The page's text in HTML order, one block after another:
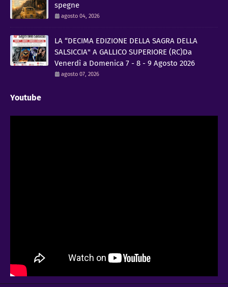
spegne
agosto 04, 2026
LA “DECIMA EDIZIONE DELLA SAGRA DELLA
SALSICCIA" A GALLICO SUPERIORE (RC)Da
Venerdì a Domenica 7 - 8 - 9 Agosto 2026
agosto 07, 2026
Youtube